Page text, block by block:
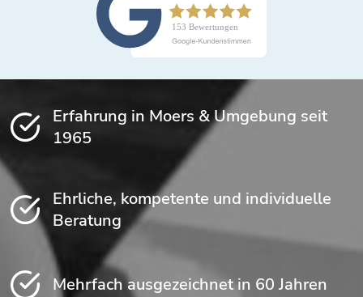
Erfahrung in Moers & Umgebung seit
1965
Ehrliche, kompetente und individuelle
Beratung
Mehrfach ausgezeichnet in 60 Jahren